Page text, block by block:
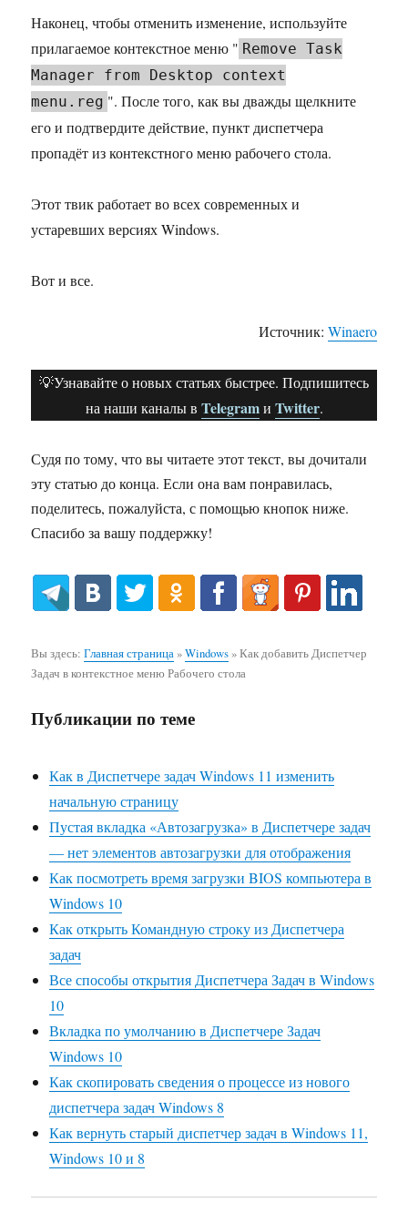
Наконец, чтобы отменить изменение, используйте
прилагаемое контекстное меню " Remove Task
Manager from Desktop context
menu.reg ". После того, как вы дважды щелкните
его и подтвердите действие, пункт диспетчера
пропадёт из контекстного меню рабочего стола.
Этот твик работает во всех современных и
устаревших версиях Windows.
Вот и все.
Источник: Winaero
💡Узнавайте о новых статьях быстрее. Подпишитесь
на наши каналы в Telegramи Twitter.
Судя по тому, что вы читаете этот текст, вы дочитали
эту статью до конца. Если она вам понравилась,
поделитесь, пожалуйста, с помощью кнопок ниже.
Спасибо за вашу поддержку!
Вы здесь:Главная страница»Windows»Как добавить Диспетчер
Задач в контекстное меню Рабочего стола
Публикации по теме
Как в Диспетчере задач Windows 11 изменить
начальную страницу
Пустая вкладка «Автозагрузка» в Диспетчере задач
— нет элементов автозагрузки для отображения
Как посмотреть время загрузки BIOS компьютера в
Windows 10
Как открыть Командную строку из Диспетчера
задач
Все способы открытия Диспетчера Задач в Windows
10
Вкладка по умолчанию в Диспетчере Задач
Windows 10
Как скопировать сведения о процессе из нового
диспетчера задач Windows 8
Как вернуть старый диспетчер задач в Windows 11,
Windows 10 и 8